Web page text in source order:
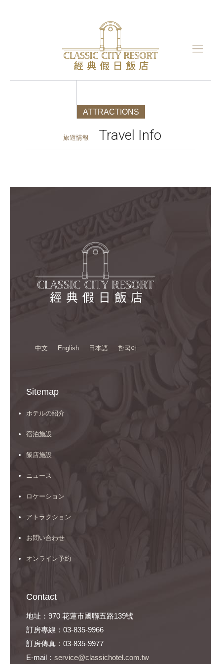
ATTRACTIONS
旅遊情報 Travel Info
中文 English 日本語 한국어
Sitemap
ホテルの紹介
宿泊施設
飯店施設
ニュース
ロケーション
アトラクション
お問い合わせ
オンライン予約
Contact
地址：970 花蓮市國聯五路139號
訂房專線：03-835-9966
訂房傳真：03-835-9977
E-mail： service@classichotel.com.tw